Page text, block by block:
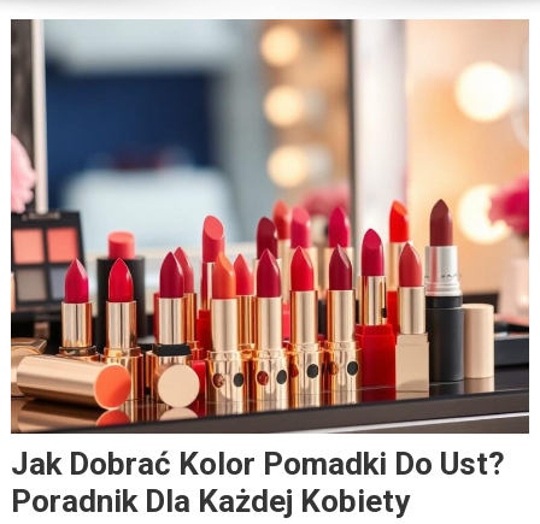
Jak Dobrać Kolor Pomadki Do Ust?
Poradnik Dla Każdej Kobiety